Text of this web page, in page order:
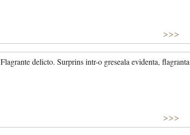
>>>
Flagrante delicto. Surprins intr-o greseala evidenta,
>>>